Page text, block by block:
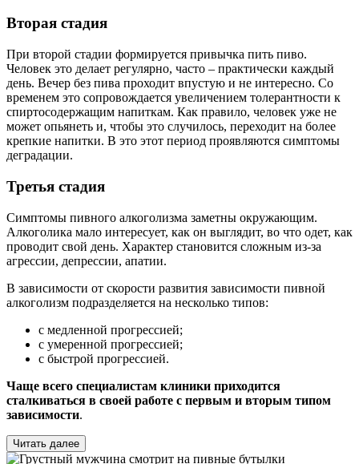
Вторая стадия
При второй стадии формируется привычка пить пиво.
Человек это делает регулярно, часто – практически каждый
день. Вечер без пива проходит впустую и не интересно. Со
временем это сопровождается увеличением толерантности к
спиртосодержащим напиткам. Как правило, человек уже не
может опьянеть и, чтобы это случилось, переходит на более
крепкие напитки. В это этот период проявляются симптомы
деградации.
Третья стадия
Симптомы пивного алкоголизма заметны окружающим.
Алкоголика мало интересует, как он выглядит, во что одет, как
проводит свой день. Характер становится сложным из-за
агрессии, депрессии, апатии.
В зависимости от скорости развития зависимости пивной
алкоголизм подразделяется на несколько типов:
с медленной прогрессией;
с умеренной прогрессией;
с быстрой прогрессией.
Чаще всего специалистам клиники приходится
сталкиваться в своей работе с первым и вторым типом
зависимости.
Читать далее